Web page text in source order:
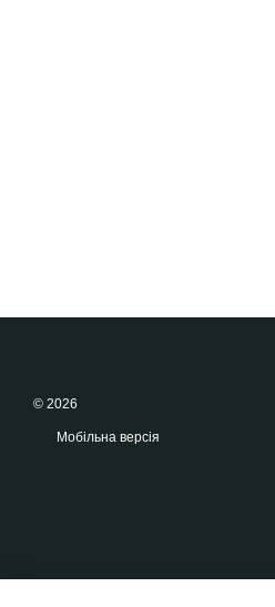
© 2026
Мобільна версія